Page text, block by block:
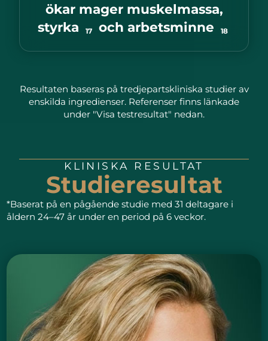
ökar mager muskelmassa,
styrka
17 och arbetsminne 18
Resultaten baseras på tredjepartskliniska studier av
enskilda ingredienser. Referenser finns länkade
under "Visa testresultat" nedan.
KLINISKA RESULTAT
Studieresultat
*Baserat på en pågående studie med 31 deltagare i
åldern 24–47 år under en period på 6 veckor.